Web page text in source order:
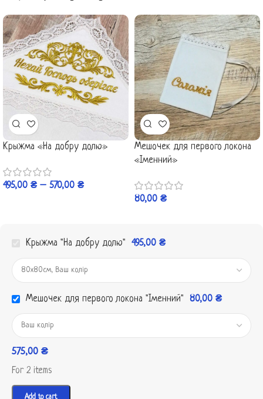
Крыжма «На добру долю»
495,00 ₴ – 570,00 ₴
Мешочек для первого локона
«Іменний»
80,00 ₴
Крыжма "На добру долю" 495,00 ₴
Мешочек для первого локона "Іменний" 80,00 ₴
575,00 ₴
For 2 items